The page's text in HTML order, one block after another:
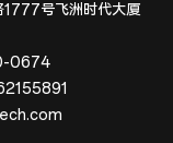
1777号飞洲时代大厦
0674